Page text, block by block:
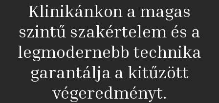
Klinikánkon a magas
szintű szakértelem és a
legmodernebb technika
garantálja a kitűzött
végeredményt.